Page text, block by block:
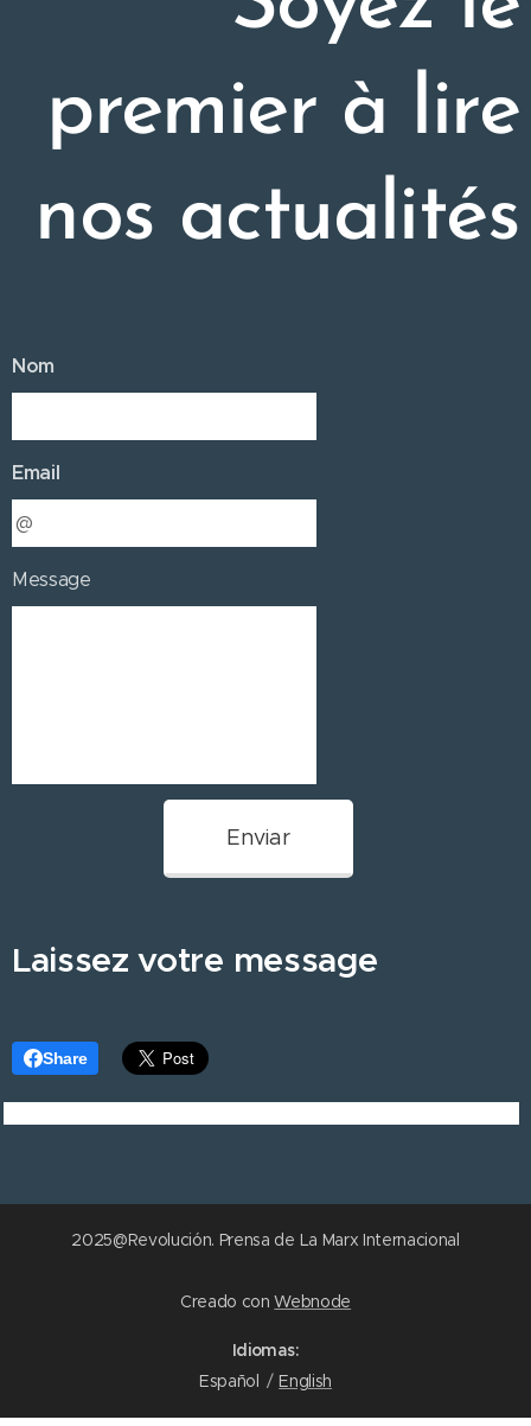
premier à lire
nos actualités
Nom
Email
Message
Enviar
Laissez votre message
Share
2025@Revolución. Prensa de La Marx Internacional
Creado conWebnode
Idiomas
Español
English